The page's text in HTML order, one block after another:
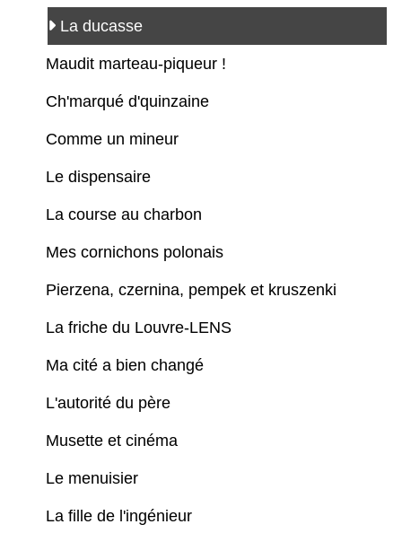
La ducasse
Maudit marteau-piqueur !
Ch'marqué d'quinzaine
Comme un mineur
Le dispensaire
La course au charbon
Mes cornichons polonais
Pierzena, czernina, pempek et kruszenki
La friche du Louvre-LENS
Ma cité a bien changé
L'autorité du père
Musette et cinéma
Le menuisier
La fille de l'ingénieur